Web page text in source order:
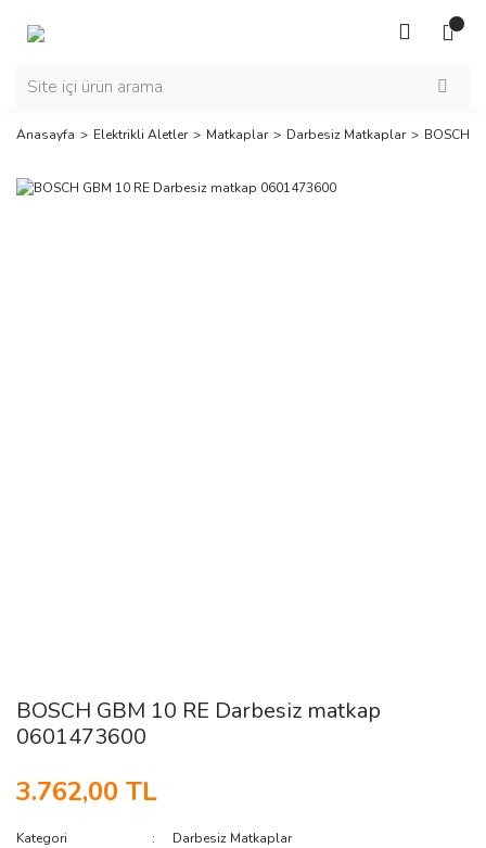
Anasayfa Elektrikli Aletler Matkaplar Darbesiz Matkaplar BOSCH
BOSCH GBM 10 RE Darbesiz matkap
0601473600
3.762,00 TL
Kategori
Darbesiz Matkaplar